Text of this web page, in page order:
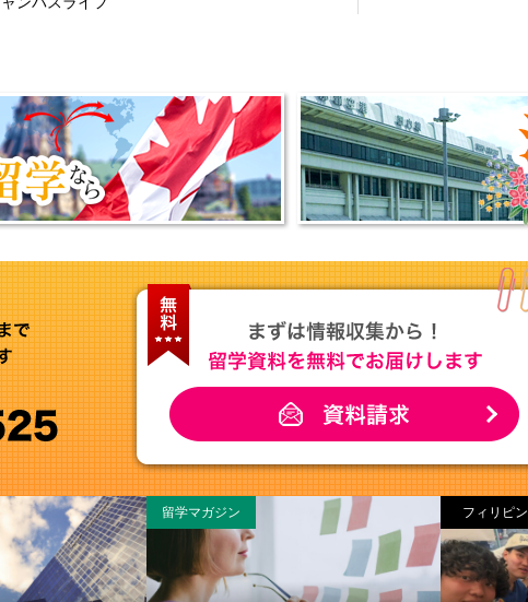
留学マガジン フィリピン